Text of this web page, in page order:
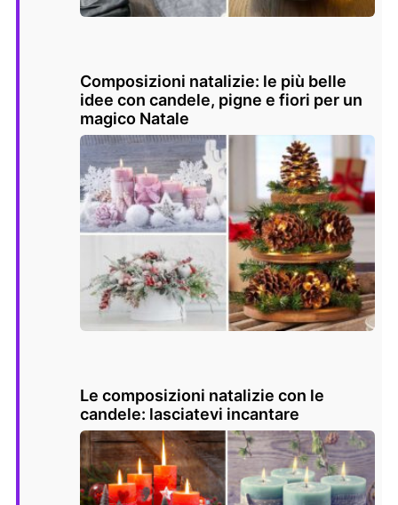
Composizioni natalizie: le più belle
idee con candele, pigne e fiori per un
magico Natale
Le composizioni natalizie con le
candele: lasciatevi incantare